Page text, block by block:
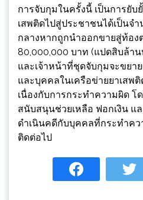
การจับกุมในครั้งนี้ เป็นการยับ
เสพติดไปสู่ประชาชนได้เป็นจ
กลางหากถูกนำออกขายสู่ท้อง
80,000,000 บาท (แปดสิบล้าน
และเจ้าหน้าที่ชุดจับกุมจะขยา
และบุคคลในเครือข่ายยาเสพ
เนื่องกับการกระทำความผิด
สนับสนุนช่วยเหลือ ฟอกเงิน แ
ดำเนินคดีกับบุคคลที่กระทำคว
ติดต่อไป